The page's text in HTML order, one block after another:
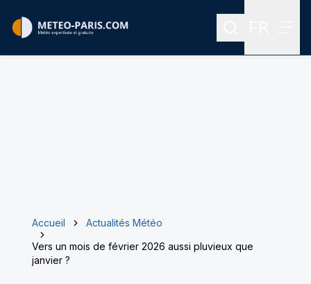
Rechercher
Accueil
Actualités Météo
Vers un mois de février 2026 aussi pluvieux que
janvier ?